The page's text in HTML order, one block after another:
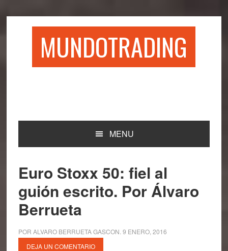
MUNDOTRADING
MENU
Euro Stoxx 50: fiel al
guión escrito. Por Álvaro
Berrueta
POR ALVARO BERRUETA GASCON 9 ENERO, 2016
DEJA UN COMENTARIO